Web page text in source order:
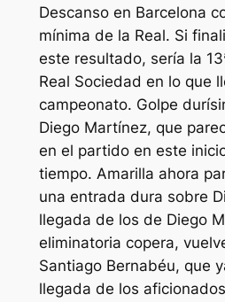
Descanso en Barcelona
mínima de la Real. Si
este resultado, sería la
Real Sociedad en lo que
campeonato. Golpe
Diego Martínez, que
en el partido en este
tiempo. Amarilla ahora
una entrada dura sobre
llegada de los de Diego
eliminatoria copera,
Santiago Bernabéu, que
llegada de los